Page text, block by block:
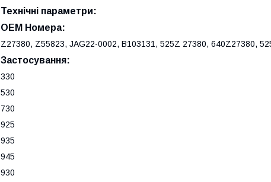
Технічні параметри:
OEM Номера:
Z27380, Z55823, JAG22-0002, B103131, 525Z 27380, 640Z27380,
Застосування:
330
530
730
925
935
945
930